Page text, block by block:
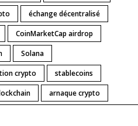
échange décentralisé
CoinMarketCap airdrop
Solana
crypto
stablecoins
arnaque crypto